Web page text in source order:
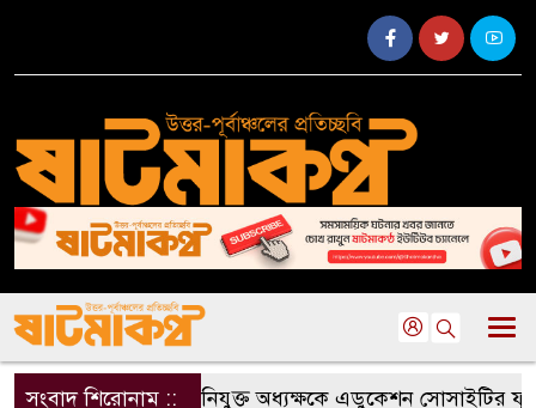
সংবাদ শিরোনাম ::নবনিযুক্ত অধ্যক্ষকে এডুকেশন সোসাইটির